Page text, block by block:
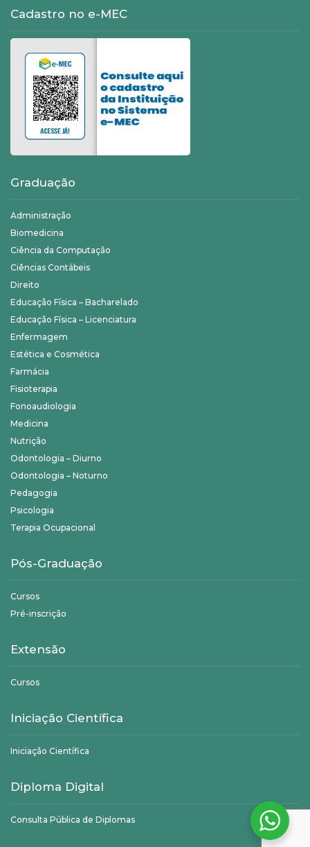
Cadastro no e-MEC
Graduação
Administração
Biomedicina
Ciência da Computação
Ciências Contábeis
Direito
Educação Física – Bacharelado
Educação Física – Licenciatura
Enfermagem
Estética e Cosmética
Farmácia
Fisioterapia
Fonoaudiologia
Medicina
Nutrição
Odontologia – Diurno
Odontologia – Noturno
Pedagogia
Psicologia
Terapia Ocupacional
Pós-Graduação
Cursos
Pré-inscrição
Extensão
Cursos
Iniciação Científica
Iniciação Científica
Diploma Digital
Consulta Pública de Diplomas